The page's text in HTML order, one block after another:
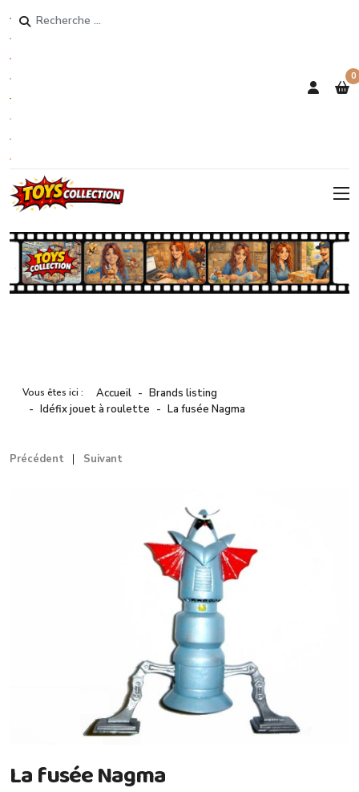
Rechercher
0
Vous êtes ici : Accueil
Brands listing
Idéfix jouet à roulette
La fusée Nagma
Précédent Suivant
La fusée Nagma